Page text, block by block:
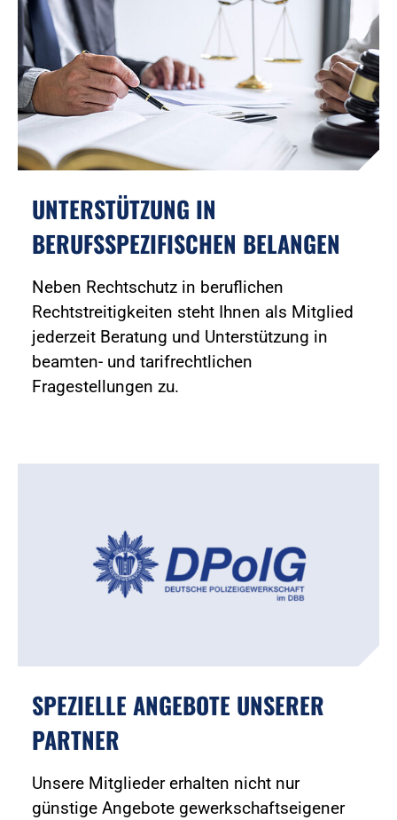
UNTERSTÜTZUNG IN
BERUFSSPEZIFISCHEN BELANGEN
Neben Rechtschutz in beruflichen
Rechtstreitigkeiten steht Ihnen als Mitglied
jederzeit Beratung und Unterstützung in
beamten- und tarifrechtlichen
Fragestellungen zu.
SPEZIELLE ANGEBOTE UNSERER
PARTNER
Unsere Mitglieder erhalten nicht nur
günstige Angebote gewerkschaftseigener